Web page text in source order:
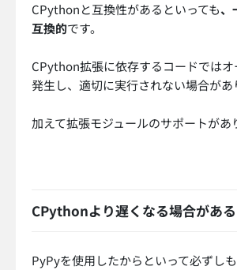
CPythonと互換性があるといっても、
互換的です。
CPython拡張に依存するコードでは
発生し、適切に実行されない場合があ
加えて拡張モジュールのサポートがあ
CPythonより遅くなる場合がある
PyPyを使用したからといって必ずし